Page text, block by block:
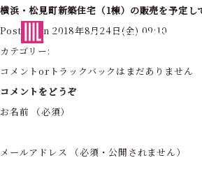
フォーライフ株式会社
横浜・松見町新築住宅（1棟）の販売を予定し
Posted on 2018年8月24日(金) 09:10
カテゴリー:
コメントorトラックバックはまだありません
コメントをどうぞ
お名前 （必須）
メールアドレス （必須・公開されません）